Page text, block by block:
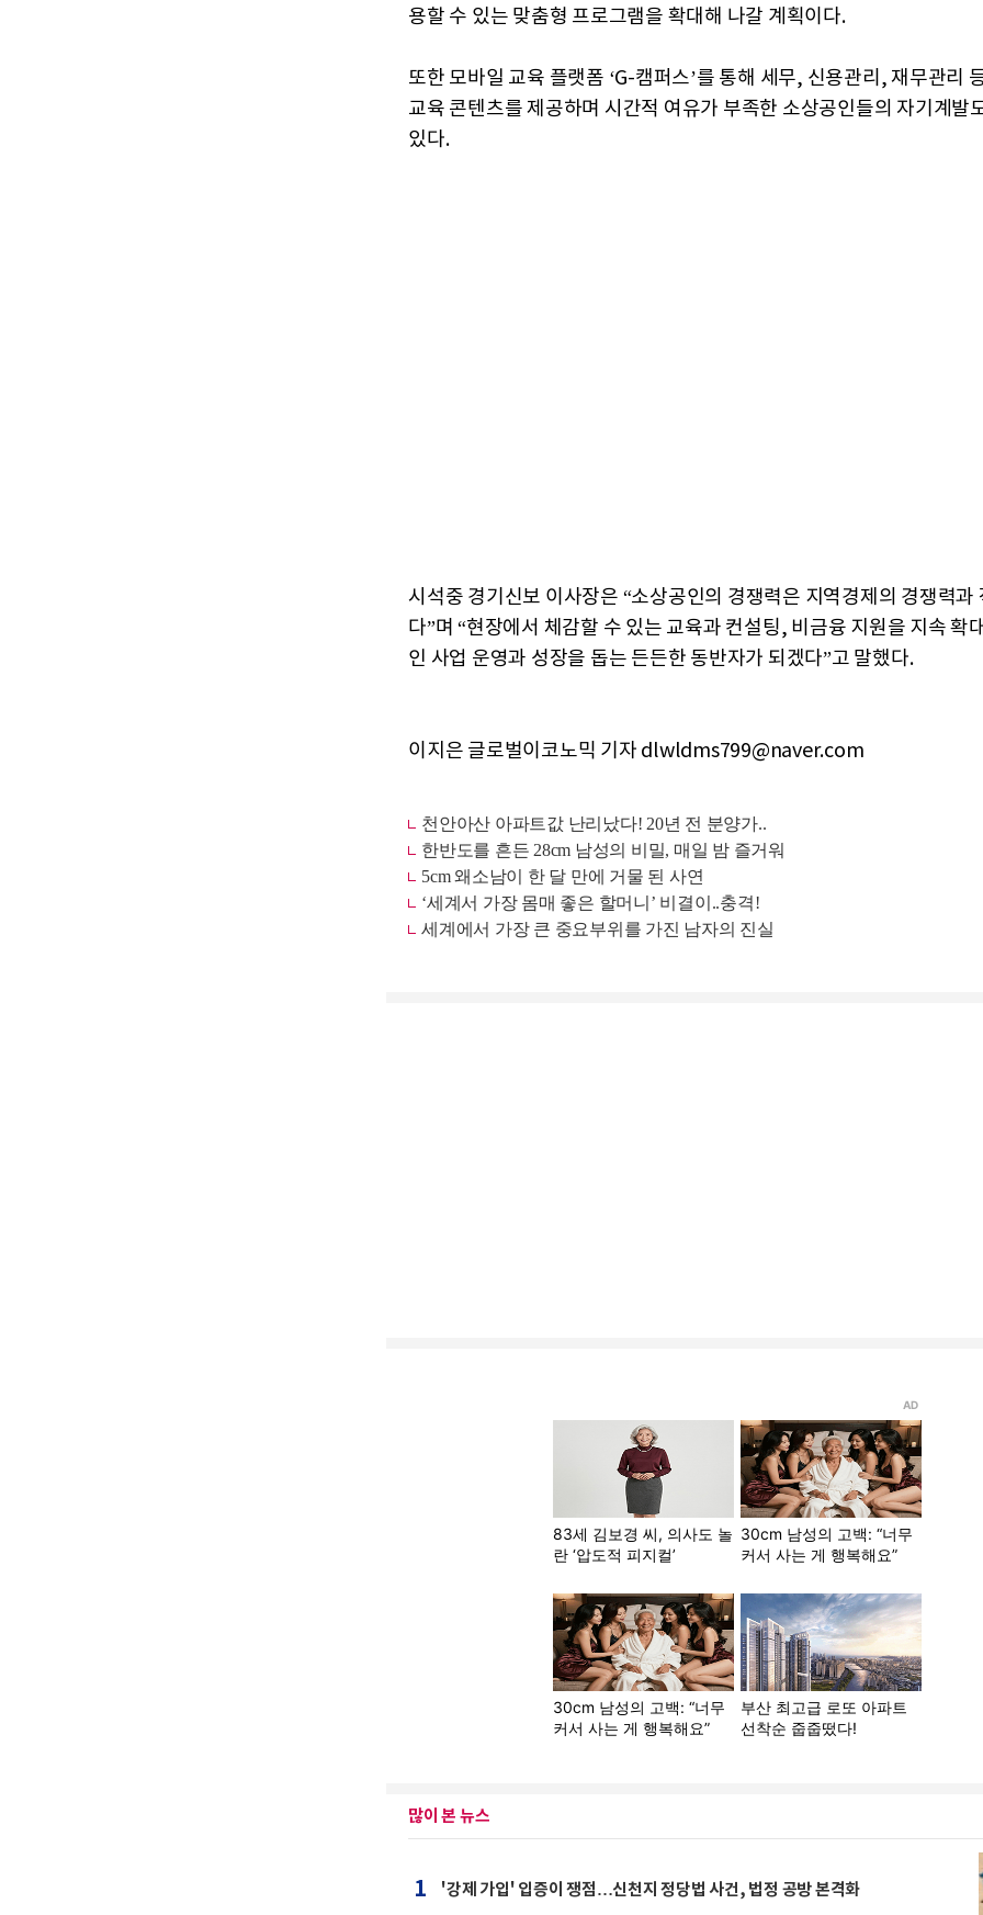
용할 수 있는 맞춤형 프로그램을 확대해 나갈 계획이다.
또한 모바일 교육 플랫폼 ‘G-캠퍼스’를 통해 세무, 신용관리, 재무관리
교육 콘텐츠를 제공하며 시간적 여유가 부족한 소상공인들의 자기계발
있다.
시석중 경기신보 이사장은 “소상공인의 경쟁력은 지역경제의 경쟁력과
다”며 “현장에서 체감할 수 있는 교육과 컨설팅, 비금융 지원을 지속 확
인 사업 운영과 성장을 돕는 든든한 동반자가 되겠다”고 말했다.
이지은 글로벌이코노믹 기자 dlwldms799@naver.com
많이 본 뉴스
1 '강제 가입' 입증이 쟁점…신천지 정당법 사건, 법정 공방 본격화